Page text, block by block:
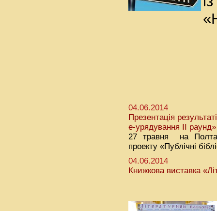
«
04.06.2014
Презентація
е-урядування ІІ раунд»
27 травня на
проекту «Публічні
04.06.2014
Книжкова виставка